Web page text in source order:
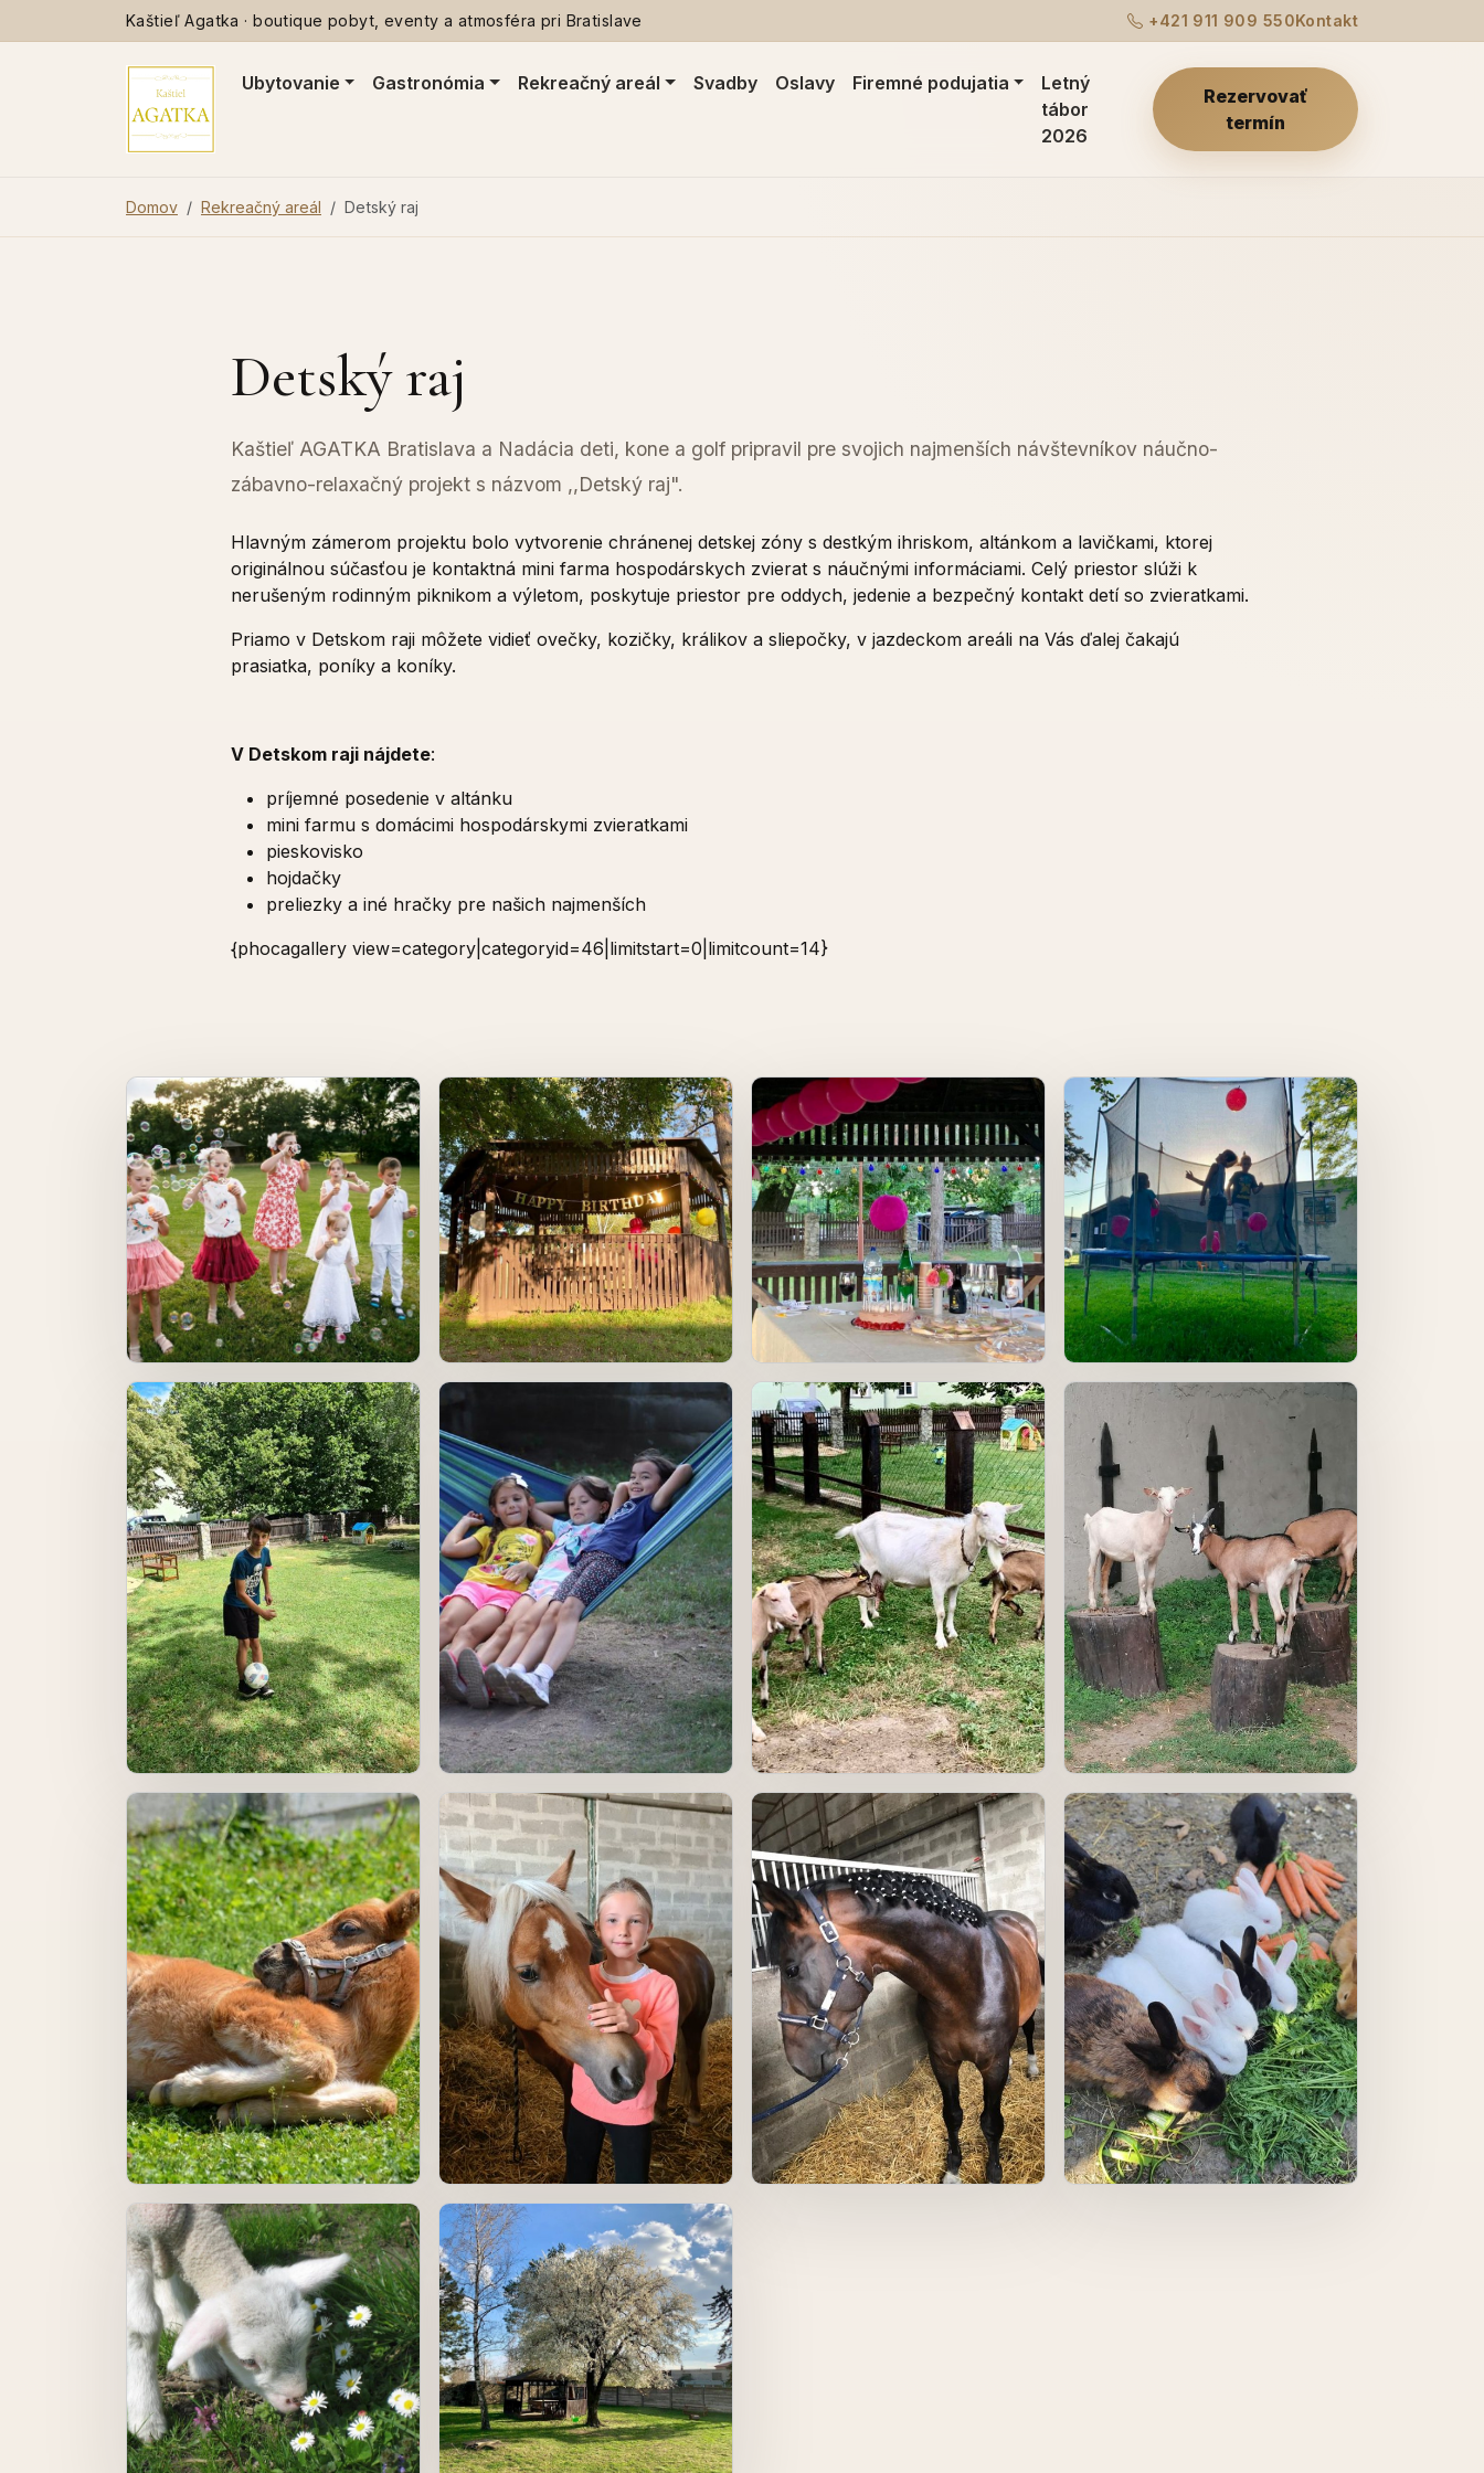
Kaštieľ Agatka · boutique pobyt, eventy a atmosféra pri Bratislave +421 911 909 550Kontakt
Ubytovanie Gastronómia Rekreačný areál Svadby Oslavy Firemné podujatia
Letný
tábor
2026
Rezervovať
termín
Domov Rekreačný areál Detský raj
Detský raj
Kaštieľ AGATKA Bratislava a Nadácia deti, kone a golf pripravil pre svojich najmenších návštevníkov náučno-
zábavno-relaxačný projekt s názvom ,,Detský raj".
Hlavným zámerom projektu bolo vytvorenie chránenej detskej zóny s destkým ihriskom, altánkom a lavičkami, ktorej
originálnou súčasťou je kontaktná mini farma hospodárskych zvierat s náučnými informáciami. Celý priestor slúži k
nerušeným rodinným piknikom a výletom, poskytuje priestor pre oddych, jedenie a bezpečný kontakt detí so zvieratkami.
Priamo v Detskom raji môžete vidieť ovečky, kozičky, králikov a sliepočky, v jazdeckom areáli na Vás ďalej čakajú
prasiatka, poníky a koníky.
V Detskom raji nájdete:
príjemné posedenie v altánku
mini farmu s domácimi hospodárskymi zvieratkami
pieskovisko
hojdačky
preliezky a iné hračky pre našich najmenších
{phocagallery view=category|categoryid=46|limitstart=0|limitcount=14}